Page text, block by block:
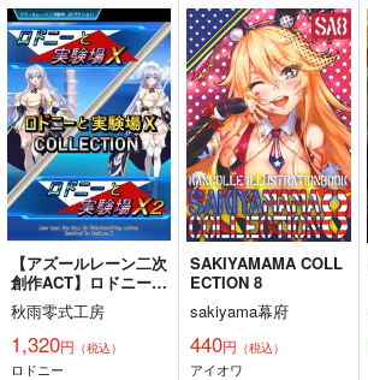
艦これ股下潜り込みお
ぱんつイラスト本2
Make to Unlauful !
660円（税込）
艦隊これくしょん-艦これ-
島風
天津風
サンプル
カート
Thonbricchi～トンブ
リちゃんとねこてーと
く
KURONEKO-WORK's-
くろねこわぁくす-
660円（税込）
艦隊これくしょん-艦これ-
トンブリ
明石 大淀
サンプル
カート
【アズールレーン二次
創作ACT】ロドニーと
実験場X
COLLECTION
秋雨零式工房
1,320円 （税込）
ロドニー
SAKIYAMAMA COLL
ECTION 8
sakiyama幕府
440円 （税込）
アイオワ